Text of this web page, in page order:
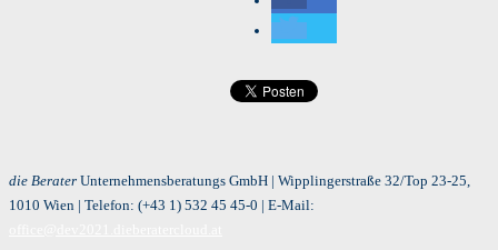
die Berater Unternehmensberatungs GmbH | Wipplingerstraße 32/Top 23-25,
1010 Wien | Telefon: (+43 1) 532 45 45-0 | E-Mail: